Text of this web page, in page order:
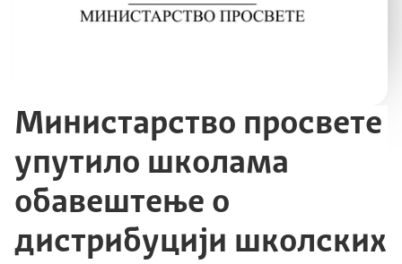
Mинистарство просвете
упутило школама
обавештење о
дистрибуцији школских